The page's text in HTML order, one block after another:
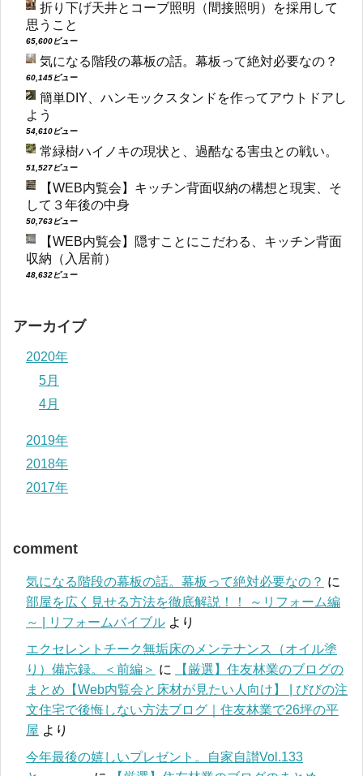
折り下げ天井とコーブ照明（間接照明）を採用して
思うこと
65,600ビュー
気になる階段の幕板の話。幕板って絶対必要なの？
60,145ビュー
簡単DIY、ハンモックスタンドを作ってアウトドアし
よう
54,610ビュー
常緑樹ハイノキの現状と、過酷なる害虫との戦い。
51,527ビュー
【WEB内覧会】キッチン背面収納の構想と現実、そ
して３年後の中身
50,763ビュー
【WEB内覧会】隠すことにこだわる、キッチン背面
収納（入居前）
48,632ビュー
アーカイブ
2020年
5月
4月
2019年
2018年
2017年
comment
気になる階段の幕板の話。幕板って絶対必要なの？ に
部屋を広く見せる方法を徹底解説！！ ～リフォーム編
～ | リフォームバイブル より
エクセレントチーク無垢床のメンテナンス（オイル塗
り）備忘録。＜前編＞ に
【厳選】住友林業のブログの
まとめ【Web内覧会と床材が見たい人向け】 | びびの注
文住宅で後悔しない方法ブログ｜住友林業で26坪の平
屋 より
今年最後の嬉しいプレゼント。自家自讃Vol.133